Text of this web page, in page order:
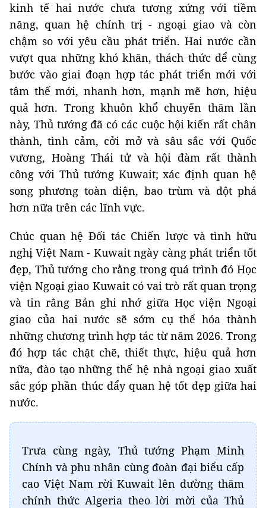
kinh tế hai nước chưa tương xứng với tiềm
năng, quan hệ chính trị - ngoại giao và còn
chậm so với yêu cầu phát triển. Hai nước cần
vượt qua những khó khăn, thách thức để cùng
bước vào giai đoạn hợp tác phát triển mới với
tâm thế mới, nhanh hơn, mạnh mẽ hơn, hiệu
quả hơn. Trong khuôn khổ chuyến thăm lần
này, Thủ tướng đã có các cuộc hội kiến rất chân
thành, tình cảm, cởi mở và sâu sắc với Quốc
vương, Hoàng Thái tử và hội đàm rất thành
công với Thủ tướng Kuwait; xác định quan hệ
song phương toàn diện, bao trùm và đột phá
hơn nữa trên các lĩnh vực.
Chúc quan hệ Đối tác Chiến lược và tình hữu
nghị Việt Nam - Kuwait ngày càng phát triển tốt
đẹp, Thủ tướng cho rằng trong quá trình đó Học
viện Ngoại giao Kuwait có vai trò rất quan trọng
và tin rằng Bản ghi nhớ giữa Học viện Ngoại
giao của hai nước sẽ sớm cụ thể hóa thành
những chương trình hợp tác từ năm 2026. Trong
đó hợp tác chặt chẽ, thiết thực, hiệu quả hơn
nữa, đào tạo những thế hệ nhà ngoại giao xuất
sắc góp phần thúc đẩy quan hệ tốt đẹp giữa hai
nước.
Trưa cùng ngày, Thủ tướng Phạm Minh
Chính và phu nhân cùng đoàn đại biểu cấp
cao Việt Nam rời Kuwait lên đường thăm
chính thức Algeria theo lời mời của Thủ